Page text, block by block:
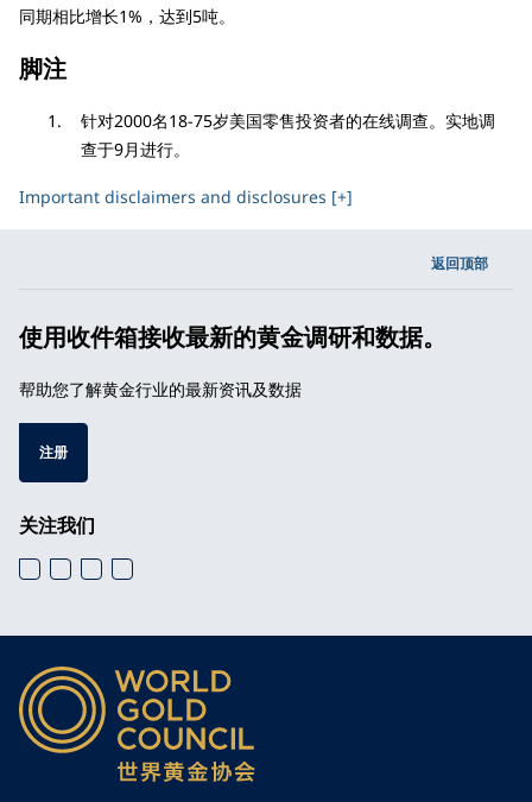
同期相比增长1%，达到5吨。
脚注
针对2000名18-75岁美国零售投资者的在线调查。实地调
查于9月进行。
Important disclaimers and disclosures [+]
返回顶部
使用收件箱接收最新的黄金调研和数据。
帮助您了解黄金行业的最新资讯及数据
注册
关注我们